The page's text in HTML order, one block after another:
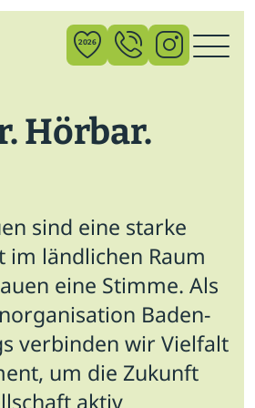
2026
Hörbar.
sind eine starke
im ländlichen Raum
eine Stimme. Als
Baden-
verbinden wir Vielfalt
um die Zukunft
aktiv
×